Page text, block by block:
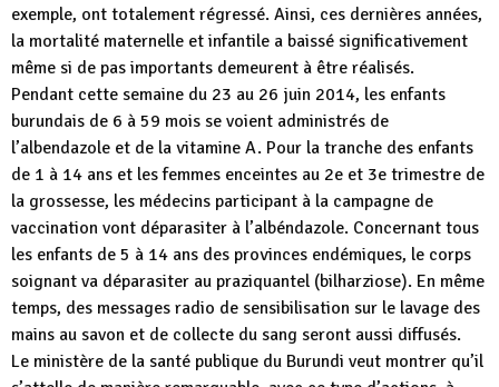
exemple, ont totalement régressé. Ainsi, ces dernières années,
la mortalité maternelle et infantile a baissé significativement
même si de pas importants demeurent à être réalisés.
Pendant cette semaine du 23 au 26 juin 2014, les enfants
burundais de 6 à 59 mois se voient administrés de
l’albendazole et de la vitamine A. Pour la tranche des enfants
de 1 à 14 ans et les femmes enceintes au 2e et 3e trimestre de
la grossesse, les médecins participant à la campagne de
vaccination vont déparasiter à l’albéndazole. Concernant tous
les enfants de 5 à 14 ans des provinces endémiques, le corps
soignant va déparasiter au praziquantel (bilharziose). En même
temps, des messages radio de sensibilisation sur le lavage des
mains au savon et de collecte du sang seront aussi diffusés.
Le ministère de la santé publique du Burundi veut montrer qu’il